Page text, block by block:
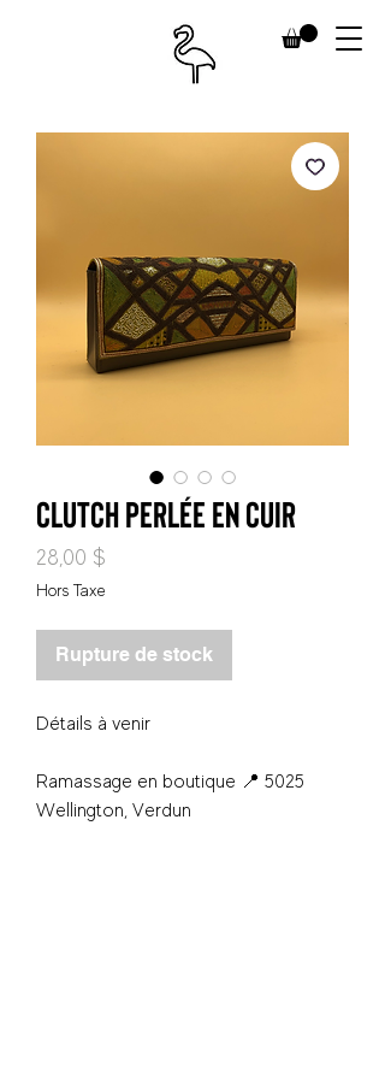
Clutch perlée en cuir
28,00 $
Hors Taxe
Rupture de stock
Détails à venir
Ramassage en boutique 📍 5025
Wellington, Verdun